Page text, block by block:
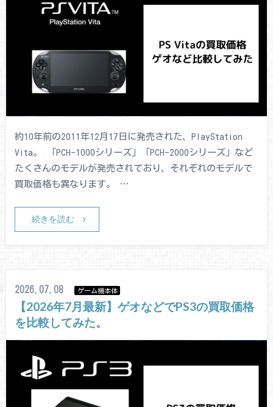
約10年前の2011年12月17日に発売された、PlayStation
Vita。 「PCH-1000シリーズ」「PCH-2000シリーズ」など
たくさんのモデルが発売されており、それぞれのモデルで
買取価格も異なります。 …
続きを読む
2026.07.08 ゲーム機本体
【2026年7月最新】ゲオなどでPS3の買取価格
を比較してみた。